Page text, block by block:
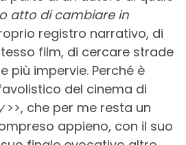
atto di cambiare in
registro narrativo, di
film, di cercare strade
più impervie. Perché è
del cinema di
>>, che per me resta un
appieno, con il suo